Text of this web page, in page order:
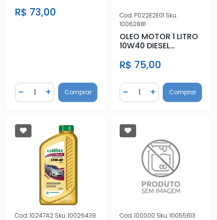
R$ 73,00
Diminuir Quantidade
Quantidade
Adicionar Quantidade
Comprar
Cod. P022E2E01 Sku.
10062881
OLEO MOTOR 1 LITRO
10W40 DIESEL
R$ 75,00
Diminuir Quantidade
Quantidade
AdicionarComprar
Cod.1024742 Sku.10026439 Cod.100000 Sku.10055613